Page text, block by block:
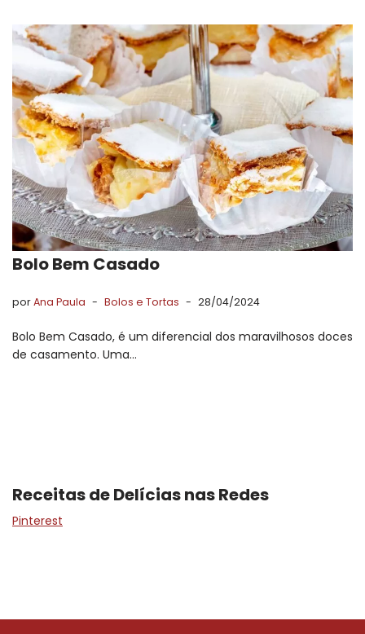
Bolo Bem Casado
porAna Paula Bolos e Tortas 28/04/2024
Bolo Bem Casado, é um diferencial dos maravilhosos doces
de casamento. Uma…
Receitas de Delícias nas Redes
Pinterest